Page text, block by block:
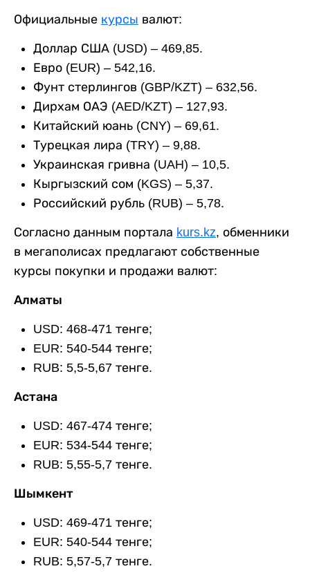
Официальные курсы валют:
Доллар США (USD) – 469,85.
Евро (EUR) – 542,16.
Фунт стерлингов (GBP/KZT) – 632,56.
Дирхам ОАЭ (AED/KZT) – 127,93.
Китайский юань (CNY) – 69,61.
Турецкая лира (TRY) – 9,88.
Украинская гривна (UAH) – 10,5.
Кыргызский сом (KGS) – 5,37.
Российский рубль (RUB) – 5,78.
Согласно данным портала kurs.kz, обменники
в мегаполисах предлагают собственные
курсы покупки и продажи валют:
Алматы
USD: 468-471 тенге;
EUR: 540-544 тенге;
RUB: 5,5-5,67 тенге.
Астана
USD: 467-474 тенге;
EUR: 534-544 тенге;
RUB: 5,55-5,7 тенге.
Шымкент
USD: 469-471 тенге;
EUR: 540-544 тенге;
RUB: 5,57-5,7 тенге.